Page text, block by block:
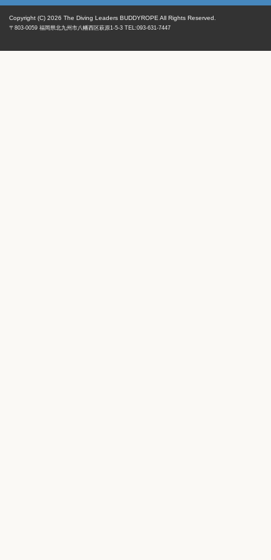
Copyright (C) 2026 The Diving Leaders BUDDYROPE All Rights Reserved.
〒803-0059 福岡県北九州市八幡西区萩原1-5-3 TEL:093-631-7447